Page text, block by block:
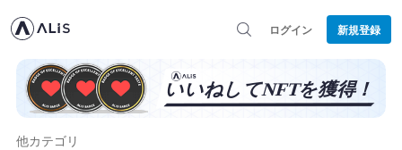
ログイン 新規登録
他カテゴリ